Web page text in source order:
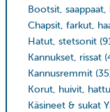
Bootsit, saappaat,
Chapsit, farkut,
Hatut, stetsonit
Kannukset, rissat
Kannusremmit
Korut, huivit,
Käsineet & sukat